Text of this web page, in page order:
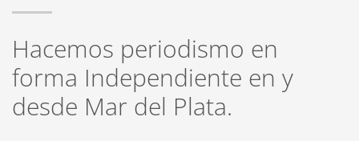
Hacemos periodismo en
forma Independiente en y
desde Mar del Plata.